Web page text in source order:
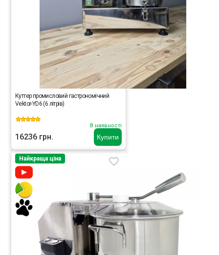
Купити
Куттер промисловий гастрономічний
Vektor-YD6 (6 літрів)
В наявності
16236 грн.
Найкраща ціна